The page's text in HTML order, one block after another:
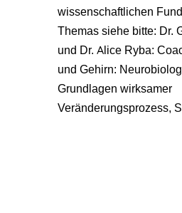
wissenschaftlichen
Themas siehe bitte: Dr.
und Dr. Alice Ryba:
und Gehirn:
Grundlagen wirksamer
Veränderungsprozess,